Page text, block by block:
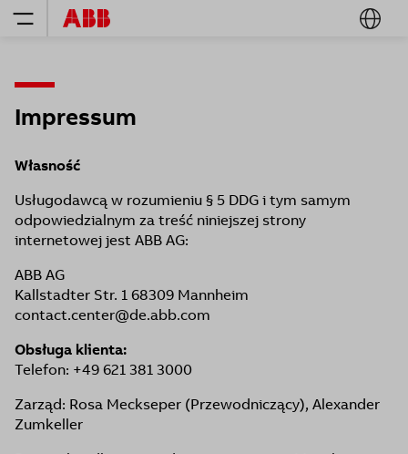
Impressum
Własność
Usługodawcą w rozumieniu § 5 DDG i tym samym
odpowiedzialnym za treść niniejszej strony
internetowej jest ABB AG:
ABB AG
Kallstadter Str. 1 68309 Mannheim
contact.center@de.abb.com
Obsługa klienta:
Telefon: +49 621 381 3000
Zarząd: Rosa Meckseper (Przewodniczący), Alexander
Zumkeller